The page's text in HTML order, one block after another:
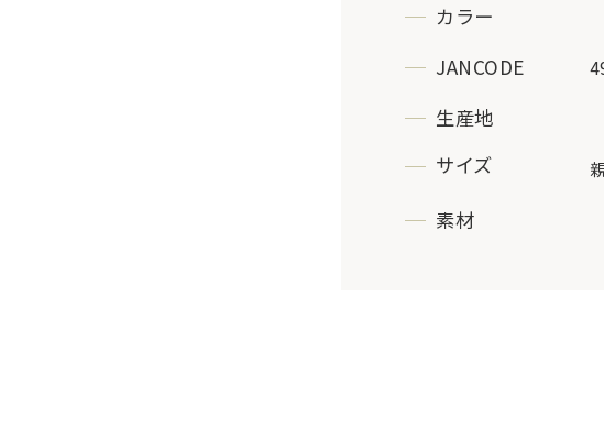
カラー
JANCODE
生産地
サイズ
素材